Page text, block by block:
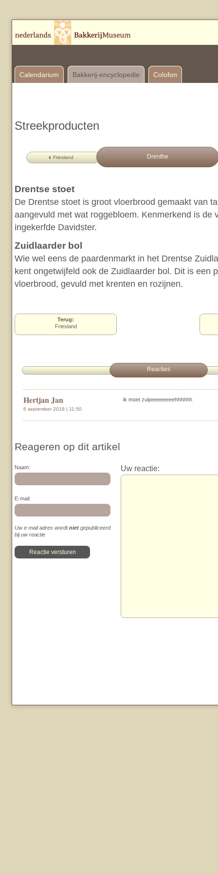
Calendarium Bakkerij-encyclopedie Colofon
Streekproducten
Friesland Drenthe
Drentse stoet
De Drentse stoet is groot vloerbrood gemaakt van
aangevuld met wat roggebloem. Kenmerkend is de
ingekerfde Davidster.
Zuidlaarder bol
Wie wel eens de paardenmarkt in het Drentse
kent ongetwijfeld ook de Zuidlaarder bol. Dit is een
vloerbrood, gevuld met krenten en rozijnen.
Terug:
Friesland
Reacties
Hertjan Jan
6 september 2018 | 11:50
ik moet zuipeeeeeeeehhhhhh
Reageren op dit artikel
Naam:
E-mail:
Uw e-mail adres wordtniet gepubliceerd
bij uw reactie
Uw reactie: